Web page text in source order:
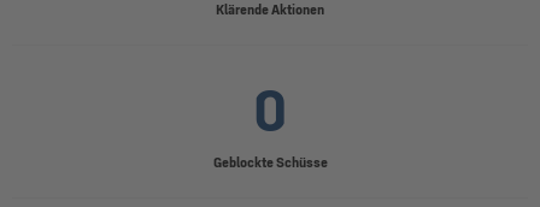
Klärende Aktionen
Geblockte Schüsse
0